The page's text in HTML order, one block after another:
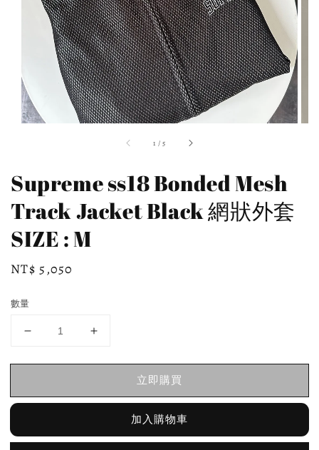
1 /5
Supreme ss18 Bonded Mesh
Track Jacket Black 網狀外套
SIZE : M
Regular
NT$ 5,050
數量
立即購買
加入購物車